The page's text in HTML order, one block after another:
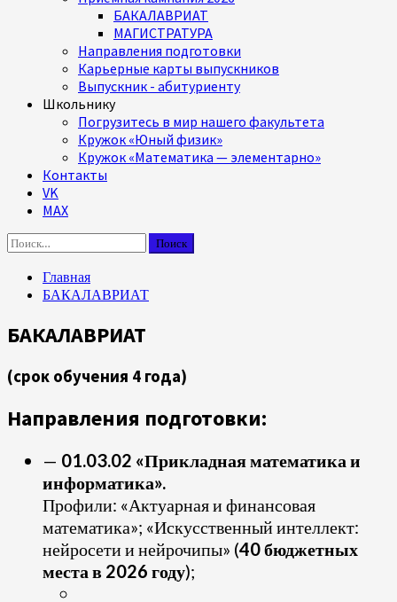
БАКАЛАВРИАТ
МАГИСТРАТУРА
Направления подготовки
Карьерные карты выпускников
Выпускник - абитуриенту
Школьнику
Погрузитесь в мир нашего факультета
Кружок «Юный физик»
Кружок «Математика — элементарно»
Контакты
VK
MAX
Найти:
Главная
БАКАЛАВРИАТ
БАКАЛАВРИАТ
(срок обучения 4 года)
Направления подготовки:
— 01.03.02 «Прикладная математика и
информатика».
Профили: «Актуарная и финансовая
математика»; «Искусственный интеллект:
нейросети и нейрочипы» (40 бюджетных
места в 2026 году);